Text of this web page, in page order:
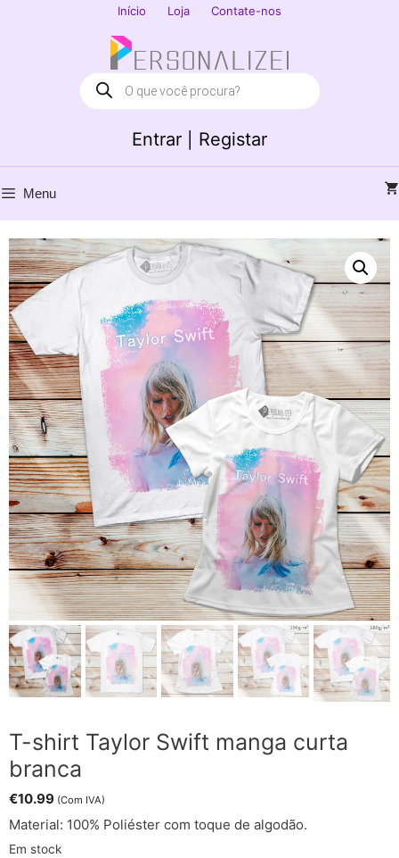
Início Loja Contate-nos
Entrar | Registar
Products
search
Menu
T-shirt Taylor Swift manga curta
branca
€10.99 (Com IVA)
Material: 100% Poliéster com toque de algodão.
Em stock